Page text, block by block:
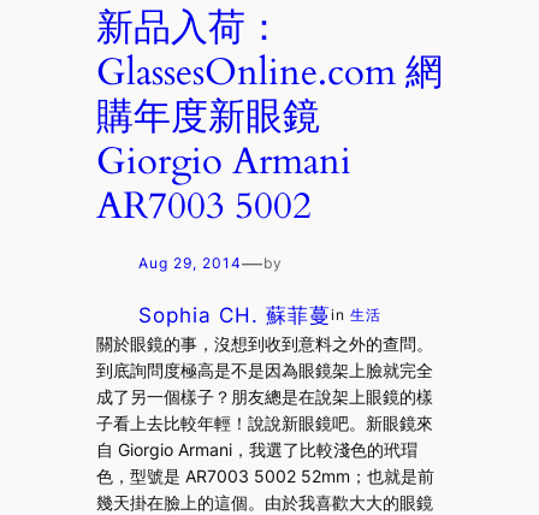
新品入荷：
GlassesOnline.com 網
購年度新眼鏡
Giorgio Armani
AR7003 5002
Aug 29, 2014—by
Sophia CH. 蘇菲蔓in生活
關於眼鏡的事，沒想到收到意料之外的查問。
到底詢問度極高是不是因為眼鏡架上臉就完全
成了另一個樣子？朋友總是在說架上眼鏡的樣
子看上去比較年輕！說說新眼鏡吧。新眼鏡來
自 Giorgio Armani，我選了比較淺色的玳瑁
色，型號是 AR7003 5002 52mm；也就是前
幾天掛在臉上的這個。由於我喜歡大大的眼鏡